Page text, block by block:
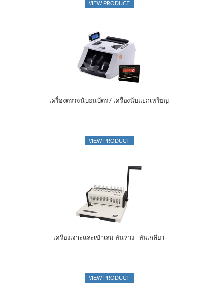
VIEW PRODUCT
เครื่องตรวจนับธนบัตร / เครื่องนับแยกเหรียญ
VIEW PRODUCT
เครื่องเจาะและเข้าเล่ม สันห่วง - สันเกลียว
VIEW PRODUCT